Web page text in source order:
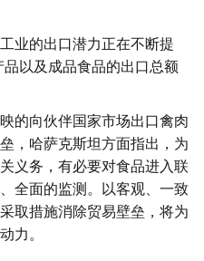
业的出口潜力正在不断提
以及成品食品的出口总额
的向伙伴国家市场出口禽肉
，哈萨克斯坦方面指出，为
义务，有必要对食品进入联
全面的监测。以客观、一致
取措施消除贸易壁垒，将为
力。